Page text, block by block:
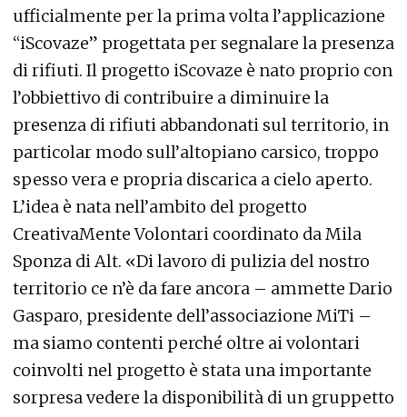
ufficialmente per la prima volta l’applicazione
“iScovaze” progettata per segnalare la presenza
di rifiuti. Il progetto iScovaze è nato proprio con
l’obbiettivo di contribuire a diminuire la
presenza di rifiuti abbandonati sul territorio, in
particolar modo sull’altopiano carsico, troppo
spesso vera e propria discarica a cielo aperto.
L’idea è nata nell’ambito del progetto
CreativaMente Volontari coordinato da Mila
Sponza di Alt. «Di lavoro di pulizia del nostro
territorio ce n’è da fare ancora – ammette Dario
Gasparo, presidente dell’associazione MiTi –
ma siamo contenti perché oltre ai volontari
coinvolti nel progetto è stata una importante
sorpresa vedere la disponibilità di un gruppetto